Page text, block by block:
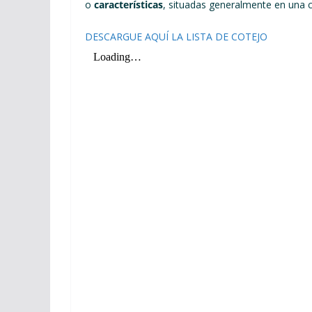
o características, situadas generalmente en una
DESCARGUE AQUÍ LA LISTA DE COTEJO